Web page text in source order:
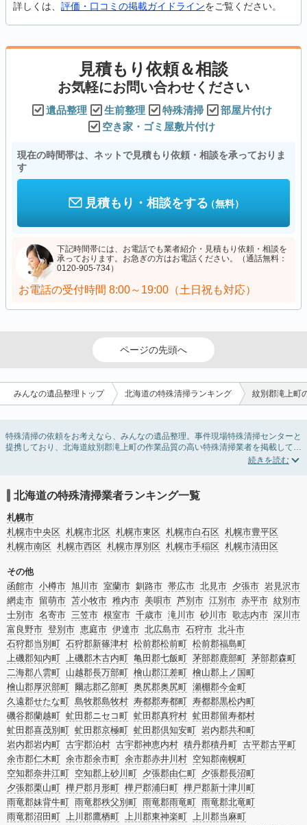
詳しくは、 評価・口コミの掲載ガイドラインをご覧ください。
見積もり依頼＆相談
お気軽にお問い合わせください
遺品整理 生前整理 特殊清掃
部屋片付け
空き家・ゴミ屋敷片付け
現在の時間帯は、ネットで見積もり依頼・相談を承っておりま
す
見積もり・相談をする（無料）
下記時間帯には、お電話でも業者紹介・見積もり依頼・相談を
承っております。お急ぎの方はお電話ください。（通話無料：
0120-905-734）
お電話の受付時間 8:00～19:00（土日祝も対応）
ページの先頭へ
みんなの遺品整理トップ 北海道の特殊清掃ランキング 紋別郡滝上町
特殊清掃の依頼をお考えなら、みんなの遺品整理。事件現場特殊清掃センターと
提携しており、北海道紋別郡滝上町の作業品質の高い特殊清掃業者を掲載してい
ます。孤独死・孤立死に伴う不用品の処分・回収・引き取りから、事件・事故・
合はリフォームによる原状回復・オゾン脱臭機による腐敗臭などの臭いの脱臭・
消臭サービスなど絞り込み条件を利用し検索してみましょう。
また故人のご遺族だけでなく不動産管理会社様やオーナー様(賃貸家主様)、行政
のご担当者様でも相談できます。
北海道の特殊清掃業者ランキング一覧
札幌市
札幌市中央区 札幌市北区 札幌市東区 札幌市白石区 札幌市豊平区
札幌市南区 札幌市西区 札幌市厚別区 札幌市手稲区 札幌市清田区
その他
函館市 小樽市 旭川市 室蘭市 釧路市 帯広市 北見市 夕張市 岩見沢市
網走市 留萌市 苫小牧市 稚内市 美唄市 芦別市 江別市 赤平市 紋別市
士別市 名寄市 三笠市 根室市 千歳市 滝川市 砂川市 歌志内市 深川市
富良野市 登別市 恵庭市 伊達市 北広島市 石狩市 北斗市
石狩郡当別町 石狩郡新篠津村 松前郡松前町 松前郡福島町
上磯郡知内町 上磯郡木古内町 亀田郡七飯町 茅部郡鹿部町 茅部郡森町
二海郡八雲町 山越郡長万部町 檜山郡江差町 檜山郡上ノ国町
檜山郡厚沢部町 爾志郡乙部町 奥尻郡奥尻町 瀬棚郡今金町
久遠郡せたな町 島牧郡島牧村 寿都郡寿都町 寿都郡黒松内町
磯谷郡蘭越町 虻田郡ニセコ町 虻田郡真狩村 虻田郡留寿都村
虻田郡喜茂別町 虻田郡京極町 虻田郡倶知安町 岩内郡共和町
岩内郡岩内町 古宇郡泊村 古宇郡神恵内村 積丹郡積丹町 古平郡古平町
余市郡仁木町 余市郡余市町 余市郡赤井川村 空知郡南幌町
空知郡奈井江町 空知郡上砂川町 夕張郡由仁町 夕張郡長沼町
夕張郡栗山町 樺戸郡月形町 樺戸郡浦臼町 樺戸郡新十津川町
雨竜郡妹背牛町 雨竜郡秩父別町 雨竜郡雨竜町 雨竜郡北竜町
雨竜郡沼田町 上川郡鷹栖町 上川郡東神楽町 上川郡当麻町